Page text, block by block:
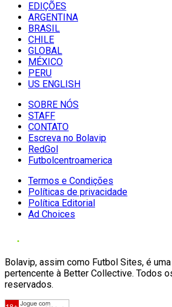
EDIÇÕES
ARGENTINA
BRASIL
CHILE
GLOBAL
MÉXICO
PERU
US ENGLISH
SOBRE NÓS
STAFF
CONTATO
Escreva no Bolavip
RedGol
Futbolcentroamerica
Termos e Condições
Políticas de privacidade
Política Editorial
Ad Choices
Bolavip, assim como Futbol Sites, é
pertencente à Better Collective. Todos
reservados.